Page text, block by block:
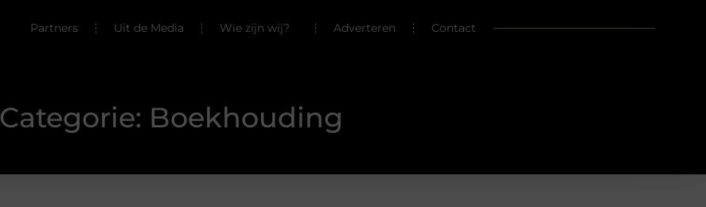
Partners Uit de Media Wie zijn wij? Adverteren Contact
Categorie: Boekhouding